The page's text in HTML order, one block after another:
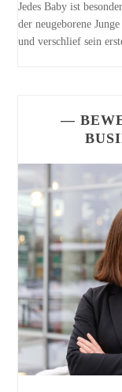
Jedes Baby ist
der neugeborene
und verschlief sein
—